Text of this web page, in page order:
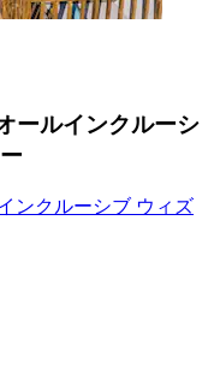
ールインクルーシ
ンクルーシブ ウィズ